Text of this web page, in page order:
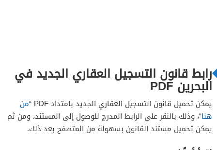
رابط قانون التسجيل العقاري الجديد في
البحرين PDF
يمكن تحميل قانون التسجيل العقاري الجديد بامتداد PDF “
من
هنا“، وذلك بالنقر على الرابط المدرج للوصول إلى المستند، ومن ثم
يمكن تحميل مستند القانون بسهولة من المتصفح بعد ذلك.